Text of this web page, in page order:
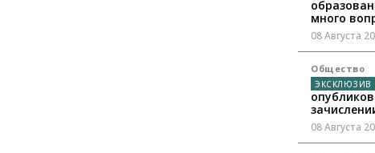
много
08 Августа
Общество
08 Августа